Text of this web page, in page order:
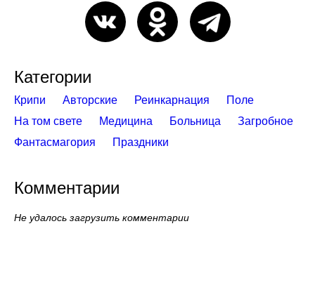
Категории
Крипи Авторские Реинкарнация
Поле
На том свете
Медицина Больница
Загробное
Фантасмагория
Праздники
Комментарии
Не удалось загрузить комментарии